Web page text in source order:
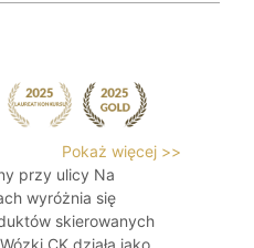
Pokaż więcej >>
przy ulicy Na
wyróżnia się
skierowanych
CK działa jako